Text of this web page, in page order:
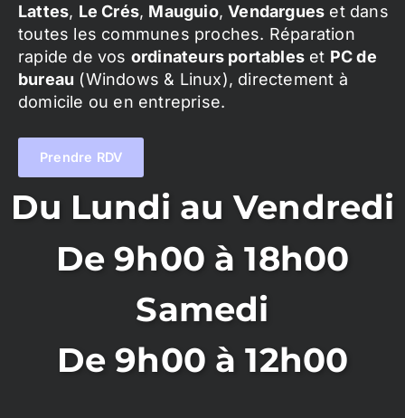
Lattes, Le Crés, Mauguio,Vendargues et dans
toutes les communes proches. Réparation
rapide de vos ordinateurs portables et PC de
bureau (Windows & Linux), directement à
domicile ou en entreprise.
Prendre RDV
Du Lundi au Vendredi
De 9h00 à 18h00
Samedi
De 9h00 à 12h00